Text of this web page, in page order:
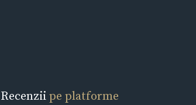
Recenziipe platforme